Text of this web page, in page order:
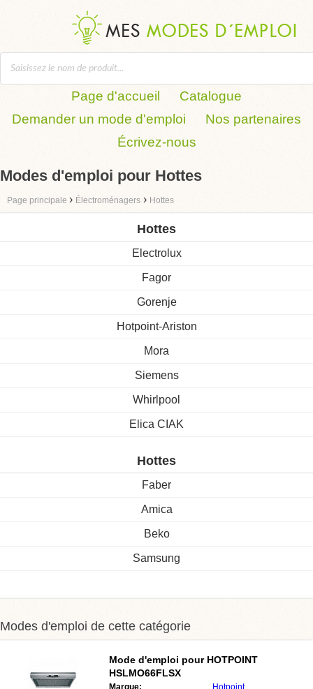
Page d'accueil
Catalogue
Demander un mode d'emploi
Nos partenaires
Écrivez-nous
Modes d'emploi pour Hottes
Page principale › Électroménagers › Hottes
Hottes
Electrolux
Fagor
Gorenje
Hotpoint-Ariston
Mora
Siemens
Whirlpool
Elica CIAK
Hottes
Faber
Amica
Beko
Samsung
Modes d'emploi de cette catégorie
Mode d'emploi pour HOTPOINT
HSLMO66FLSX
Marque: Hotpoint